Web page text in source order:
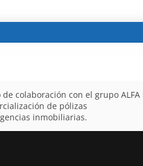
colaboración con el grupo
de pólizas
inmobiliarias.